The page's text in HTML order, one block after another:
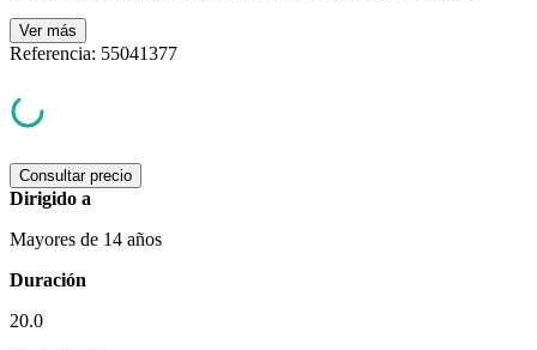
Ver más
Referencia: 55041377
Consultar precio
Dirigido a
Mayores de 14 años
Duración
20.0